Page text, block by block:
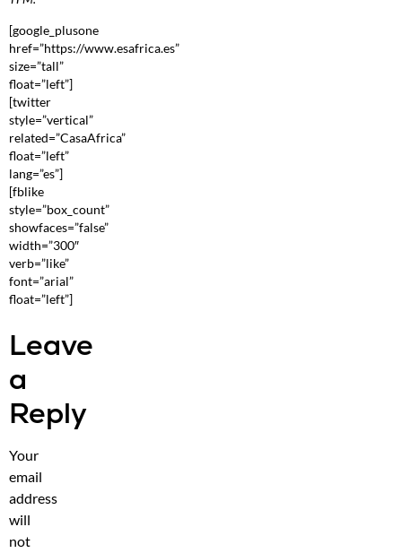
[google_plusone
href=”https://www.esafrica.es”
size=”tall”
float=”left”]
[twitter
style=”vertical”
related=”CasaAfrica”
float=”left”
lang=”es”]
[fblike
style=”box_count”
showfaces=”false”
width=”300″
verb=”like”
font=”arial”
float=”left”]
Leave
a
Reply
Your
email
address
will
not